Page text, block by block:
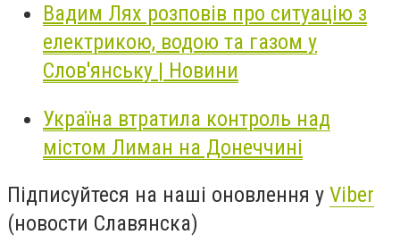
Вадим Лях розповів про ситуацію з
електрикою, водою та газом у
Слов'янську | Новини
Україна втратила контроль над
містом Лиман на Донеччині
Підписуйтеся на наші оновлення у Viber
(новости Славянска)